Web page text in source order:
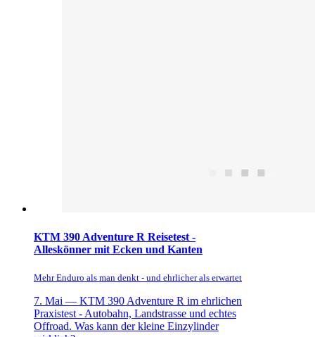
KTM 390 Adventure R Reisetest -
Alleskönner mit Ecken und Kanten
Mehr Enduro als man denkt - und ehrlicher als erwartet
7. Mai — KTM 390 Adventure R im ehrlichen
Praxistest - Autobahn, Landstrasse und echtes
Offroad. Was kann der kleine Einzylinder